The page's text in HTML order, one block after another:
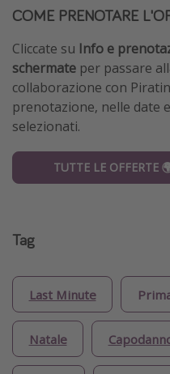
COME PRENOTARE
Cliccate su Info e
schermate per passare
collaborazione con
prenotazione, nelle date
selezionati.
TUTTE LE OFFERTE
Tag
Last Minute
Natale